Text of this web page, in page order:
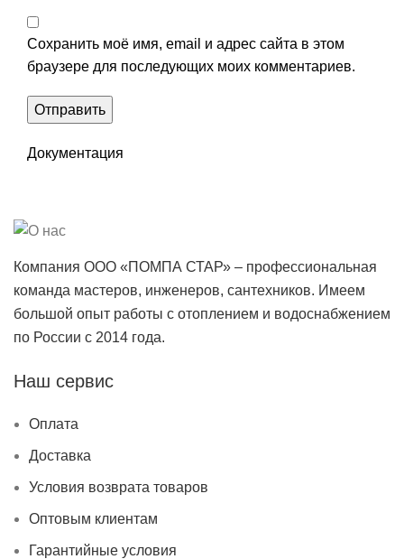
Сохранить моё имя, email и адрес сайта в этом
браузере для последующих моих комментариев.
Документация
Компания ООО «ПОМПА СТАР» – профессиональная
команда мастеров, инженеров, сантехников. Имеем
большой опыт работы с отоплением и водоснабжением
по России с 2014 года.
Наш сервис
Оплата
Доставка
Условия возврата товаров
Оптовым клиентам
Гарантийные условия